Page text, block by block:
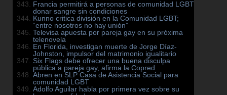
Francia permitirá a personas de comunidad LGBT
donar sangre sin condiciones
Kunno critica división en la Comunidad LGBT;
“entre nosotros no hay unión”
Televisa apuesta por pareja gay en su próxima
telenovela
En Florida, investigan muerte de Jorge Díaz-
Johnston, impulsor del matrimonio igualitario
Six Flags debe ofrecer una buena disculpa
pública a pareja gay, afirma la Copred
Abren en SLP Casa de Asistencia Social para
comunidad LGBT
Adolfo Aguilar habla por primera vez sobre su